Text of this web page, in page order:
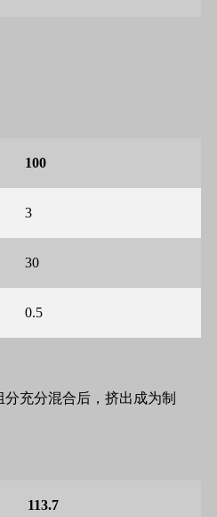
100
3
30
0.5
分充分混合后，挤出成为制
113.7